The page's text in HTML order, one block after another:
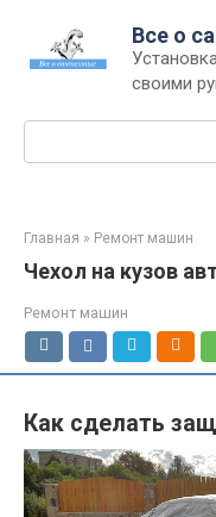
контенту
Все о
своими
Главная » Ремонт машин
Чехол на кузов
Ремонт машин
Как сделать